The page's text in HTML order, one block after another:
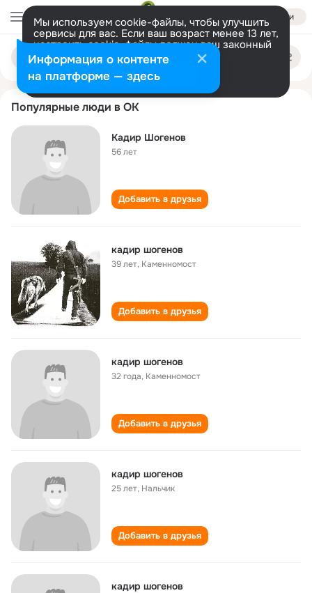
Войти
Мы используем cookie-файлы, чтобы улучшить
сервисы для вас. Если ваш возраст менее 13 лет,
настроить cookie-файлы должен ваш законный
представитель. Больше информации
Разрешить все Настроить
Поиск
людям
kadir shogenov
Популярные люди в ОК
Kадир Шогенов
56 лет
Добавить в друзья
кадир шогенов
39 лет, Каменномост
Добавить в друзья
кадир шогенов
32 года, Каменномост
Добавить в друзья
кадир шогенов
25 лет, Нальчик
Добавить в друзья
кадир шогенов
Информация о контенте
на платформе — здесь